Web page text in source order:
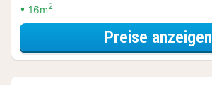
16m2
Preise anzeigen